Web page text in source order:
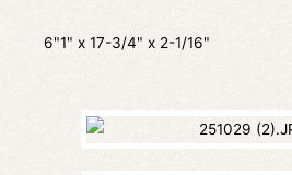
6"1" x 17-3/4" x 2-1/16"